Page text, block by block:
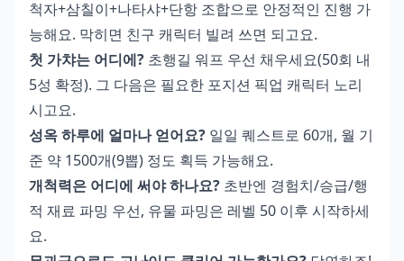
척자+삼칠이+나타샤+단항 조합으로 안정적인 진행 가
능해요. 막히면 친구 캐릭터 빌려 쓰면 되고요.
첫 가챠는 어디에? 초행길 워프 우선 채우세요(50회 내
5성 확정). 그 다음은 필요한 포지션 픽업 캐릭터 노리
시고요.
성옥 하루에 얼마나 얻어요? 일일 퀘스트로 60개, 월 기
준 약 1500개(9뽑) 정도 획득 가능해요.
개척력은 어디에 써야 하나요? 초반엔 경험치/승급/행
적 재료 파밍 우선, 유물 파밍은 레벨 50 이후 시작하세
요.